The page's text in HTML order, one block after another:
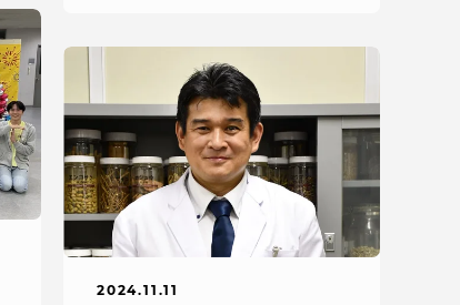
2024.11.11
各種情報・お問い合わせ